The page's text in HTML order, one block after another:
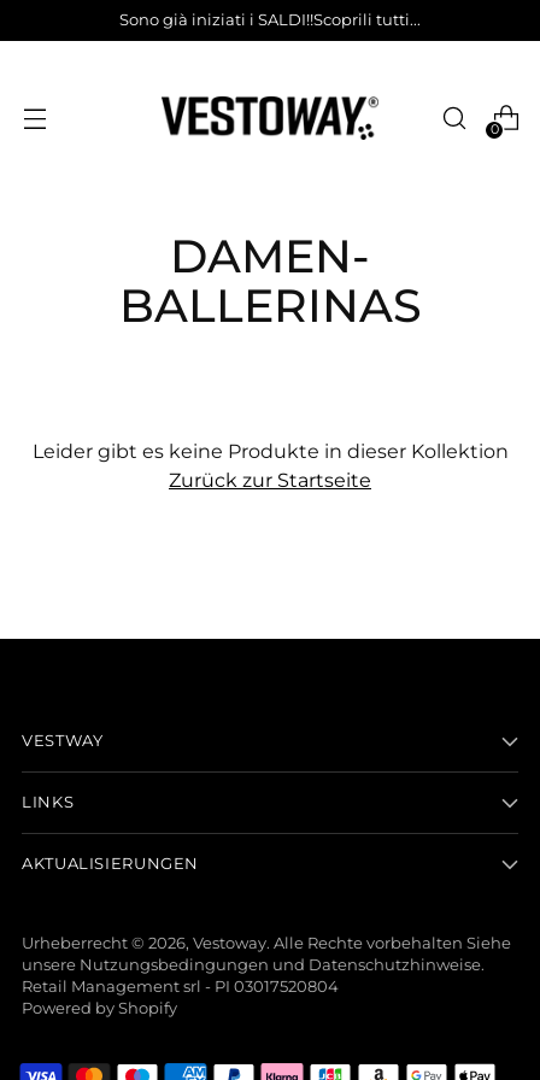
Sono già iniziati i SALDI!!Scoprili tutti...
0
DAMEN-
BALLERINAS
Leider gibt es keine Produkte in dieser Kollektion
Zurück zur Startseite
VESTWAY
LINKS
AKTUALISIERUNGEN
Urheberrecht © 2026, Vestoway. Alle Rechte vorbehalten Siehe
unsere Nutzungsbedingungen und Datenschutzhinweise.
Retail Management srl - PI 03017520804
Powered by Shopify